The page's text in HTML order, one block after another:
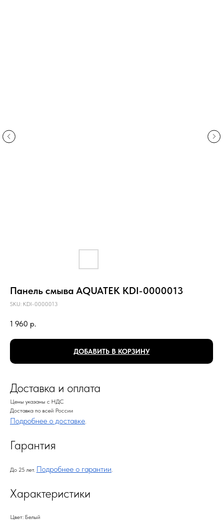
Панель смыва AQUATEK KDI-0000013
SKU: KDI-0000013
1 960 р.
ДОБАВИТЬ В КОРЗИНУ
Доставка и оплата
Цены указаны с НДС
Доставка по всей России
Подробнее о доставке.
Гарантия
До 25 лет. Подробнее о гарантии.
Характеристики
Цвет: Белый